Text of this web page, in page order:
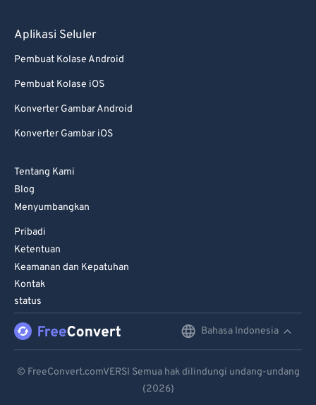
Aplikasi Seluler
Pembuat Kolase Android
Pembuat Kolase iOS
Konverter Gambar Android
Konverter Gambar iOS
Tentang Kami
Blog
Menyumbangkan
Pribadi
Ketentuan
Keamanan dan Kepatuhan
Kontak
status
Bahasa Indonesia
Español
© FreeConvert.comVERSI Semua hak dilindungi undang-undang
(2026)